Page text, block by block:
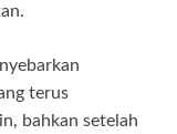
terus
bahkan setelah